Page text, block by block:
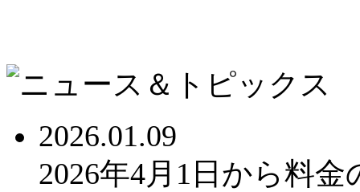
2026.01.09
2026年4月1日から料